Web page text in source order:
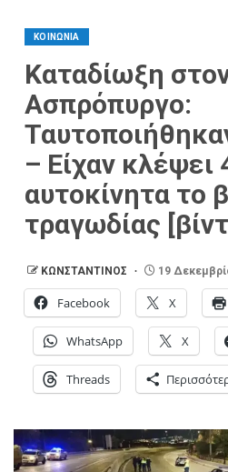
ΚΟΙΝΩΝΙΑ
Καταδίωξη
Ασπρόπυργο:
– Είχαν κλέψει
αυτοκίνητα το
τραγωδίας
ΚΩΝΣΤΑΝΤΙΝΟΣ 19
Facebook X
WhatsApp X
Threads